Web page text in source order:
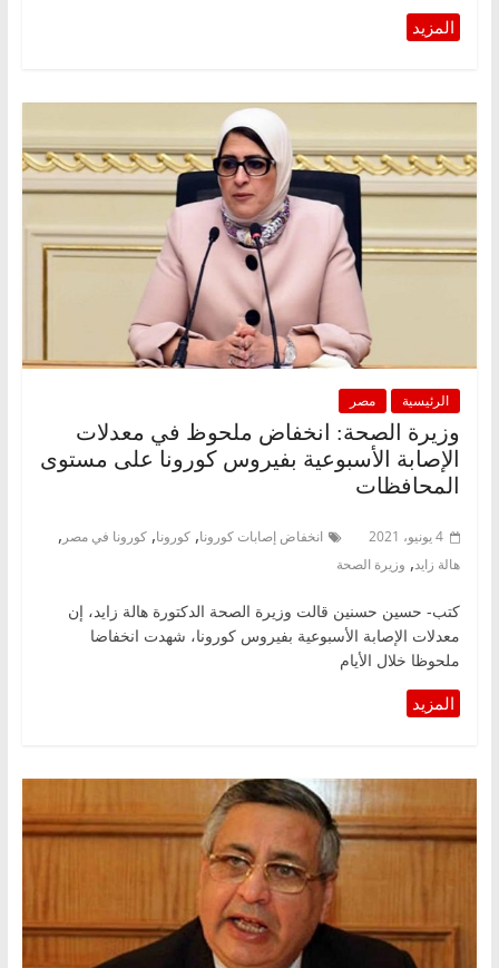
الرئيسية مصر
وزيرة الصحة: انخفاض ملحوظ في معدلات
الإصابة الأسبوعية بفيروس كورونا على مستوى
المحافظات
4 يونيو، 2021 انخفاض إصابات كورونا, كورونا, كورونا في مصر ,
هالة زايد, وزيرة الصحة
كتب- حسين حسنين قالت وزيرة الصحة الدكتورة هالة زايد، إن
معدلات الإصابة الأسبوعية بفيروس كورونا، شهدت انخفاضا
ملحوظا خلال الأيام